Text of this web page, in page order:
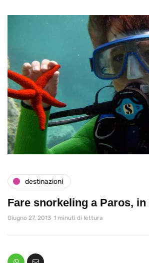
destinazioni
Fare snorkeling a Paros, in
Giugno 27, 2013 1 minuti di lettura